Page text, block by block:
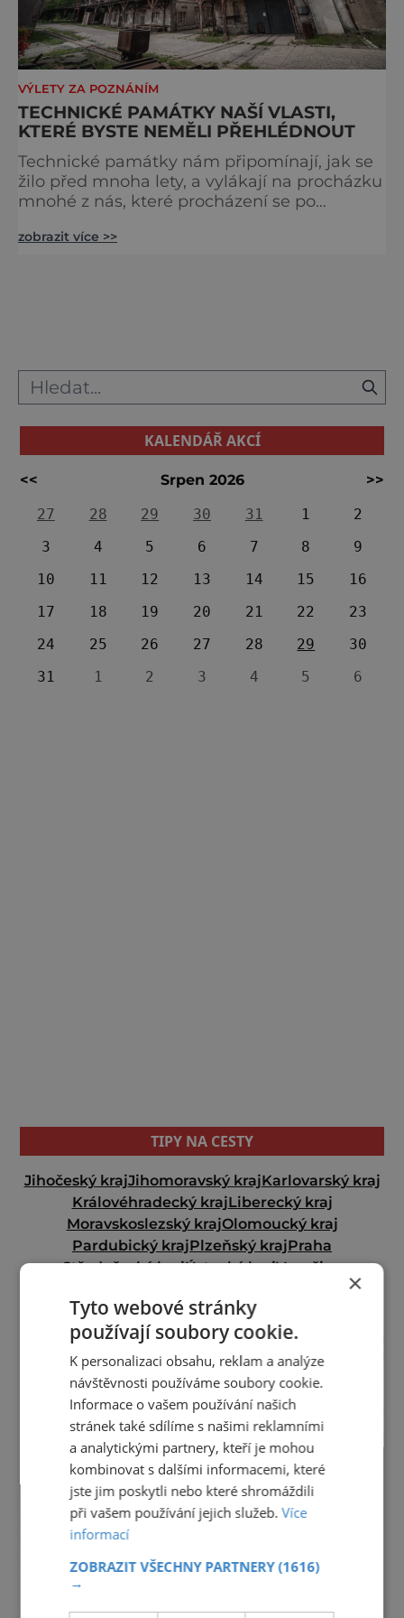
VÝLETY ZA POZNÁNÍM
TECHNICKÉ PAMÁTKY NAŠÍ VLASTI,
KTERÉ BYSTE NEMĚLI PŘEHLÉDNOUT
Technické památky nám připomínají, jak se
žilo před mnoha lety, a vylákají na procházku
mnohé z nás, které procházení se po
rozhledny moc nebaví. Nechte se inspirovat
zobrazit více >>
KALENDÁŘ AKCÍ
<< Srpen 2026
>>
27
28 29 30 31 1
2
3
4 5 6 7 8
9
10
11 12 13 14 15
16
17
18 19 20 21 22
23
24
25 26 27 28 29
30
31
1 2 3 4 5 6
TIPY NA CESTY
Jihočeský krajJihomoravský krajKarlovarský kraj
Královéhradecký krajLiberecký kraj
Moravskoslezský krajOlomoucký kraj
Pardubický krajPlzeňský krajPraha
Středočeský krajÚstecký krajVysočina
reklama
×
Tyto webové stránky
používají soubory cookie.
K personalizaci obsahu, reklam a analýze
návštěvnosti používáme soubory cookie.
Informace o vašem používání našich
stránek také sdílíme s našimi reklamními
a analytickými partnery, kteří je mohou
kombinovat s dalšími informacemi, které
jste jim poskytli nebo které shromáždili
při vašem používání jejich služeb.Více
informací
ZOBRAZIT VŠECHNY PARTNERY(1616)
→